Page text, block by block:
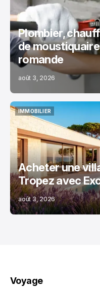
Plombier,
de
romande
août 3, 2026
IMMOBILIER
IMMOBILIER
Acheter une
Tropez avec
août 3, 2026
Voyage